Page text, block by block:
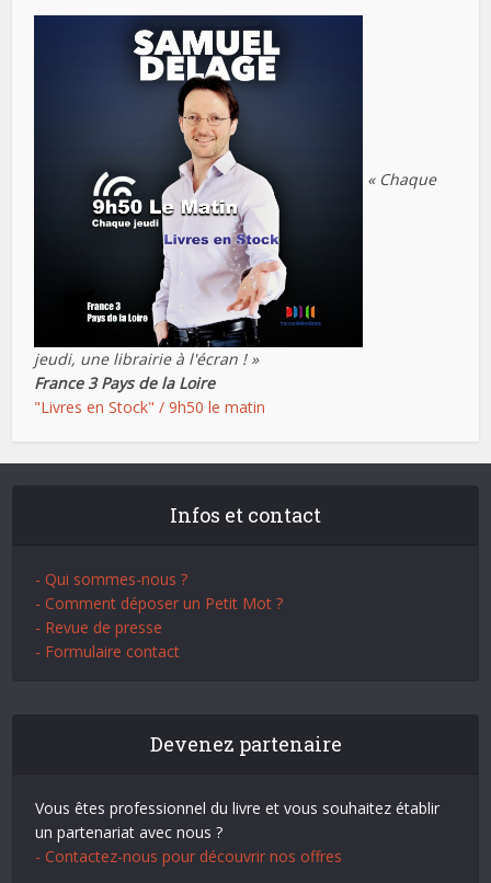
« Chaque
jeudi, une librairie à l'écran ! »
France 3 Pays de la Loire
"Livres en Stock" / 9h50 le matin
Infos et contact
- Qui sommes-nous ?
- Comment déposer un Petit Mot ?
- Revue de presse
- Formulaire contact
Devenez partenaire
Vous êtes professionnel du livre et vous souhaitez établir
un partenariat avec nous ?
- Contactez-nous pour découvrir nos offres